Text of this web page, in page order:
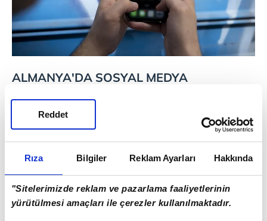
Rıza Bilgiler Reklam Ayarları Hakkında
"Sitelerimizde reklam ve pazarlama faaliyetlerinin
yürütülmesi amaçları ile çerezler kullanılmaktadır.
Reddet
ALMANYA'DA SOSYAL MEDYA
PLATFORMUNA ERİŞİM KISITLAMASI
Almanya'daki uygulamaya ilişkin bilgi
verilen çalışmada, sosyal medya
platformlarının ihlallerine ilişkin Federal Ağ
Ajansı tarafından şu yaptırımların
uygulanabileceği belirtildi: